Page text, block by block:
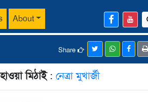
About
Share
মিঠাই: নেত্রা মুখার্জী